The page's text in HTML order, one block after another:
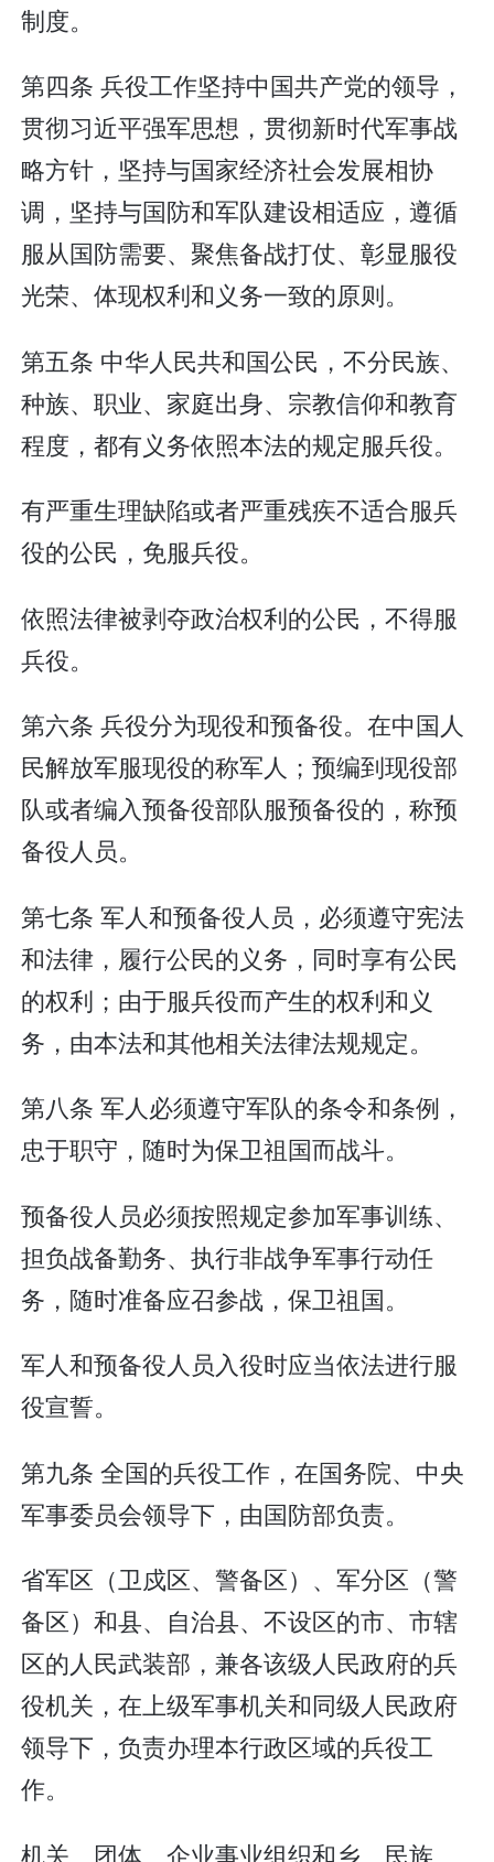
制度。
第四条 兵役工作坚持中国共产党的领导，
贯彻习近平强军思想，贯彻新时代军事战
略方针，坚持与国家经济社会发展相协
调，坚持与国防和军队建设相适应，遵循
服从国防需要、聚焦备战打仗、彰显服役
光荣、体现权利和义务一致的原则。
第五条 中华人民共和国公民，不分民族、
种族、职业、家庭出身、宗教信仰和教育
程度，都有义务依照本法的规定服兵役。
有严重生理缺陷或者严重残疾不适合服兵
役的公民，免服兵役。
依照法律被剥夺政治权利的公民，不得服
兵役。
第六条 兵役分为现役和预备役。在中国人
民解放军服现役的称军人；预编到现役部
队或者编入预备役部队服预备役的，称预
备役人员。
第七条 军人和预备役人员，必须遵守宪法
和法律，履行公民的义务，同时享有公民
的权利；由于服兵役而产生的权利和义
务，由本法和其他相关法律法规规定。
第八条 军人必须遵守军队的条令和条例，
忠于职守，随时为保卫祖国而战斗。
预备役人员必须按照规定参加军事训练、
担负战备勤务、执行非战争军事行动任
务，随时准备应召参战，保卫祖国。
军人和预备役人员入役时应当依法进行服
役宣誓。
第九条 全国的兵役工作，在国务院、中央
军事委员会领导下，由国防部负责。
省军区（卫戍区、警备区）、军分区（警
备区）和县、自治县、不设区的市、市辖
区的人民武装部，兼各该级人民政府的兵
役机关，在上级军事机关和同级人民政府
领导下，负责办理本行政区域的兵役工
作。
机关、团体、企业事业组织和乡、民族